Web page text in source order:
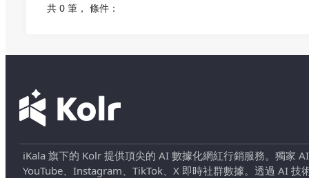
共 0 筆 ， 條件：
iKala 旗下的 Kolr 提供頂尖的 AI 數據化網紅行銷服務。獨家
YouTube、Instagram、TikTok、X 即時社群數據。透過 AI